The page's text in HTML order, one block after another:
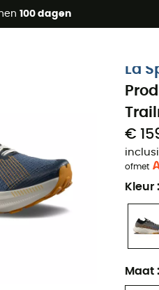
100 dagen
producten* met code Summer5
La
€
ofmet
Kleur :
Maat :